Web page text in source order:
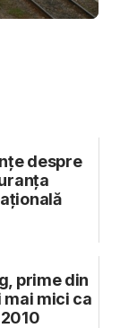
despre
prime din
mici ca